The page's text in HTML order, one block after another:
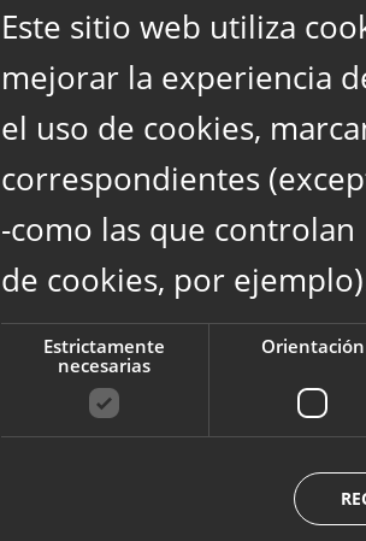
Este sitio web utiliza
mejorar la experiencia
el uso de cookies,
correspondientes
-como las que
de cookies, por
Estrictamente
necesarias
Orientación